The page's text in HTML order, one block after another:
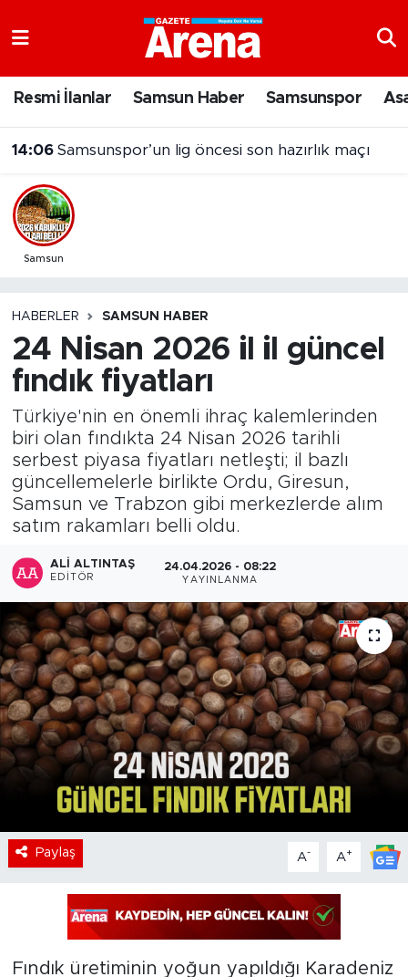
Resmi İlanlar Samsun Haber Samsunspor
14:06 Samsunspor’un lig öncesi son hazırlık maçı
Samsun
HABERLER SAMSUN HABER
24 Nisan 2026 il il güncel
fındık fiyatları
Türkiye'nin en önemli ihraç kalemlerinden
biri olan fındıkta 24 Nisan 2026 tarihli
serbest piyasa fiyatları netleşti; il bazlı
güncellemelerle birlikte Ordu, Giresun,
Samsun ve Trabzon gibi merkezlerde alım
satım rakamları belli oldu.
ALI ALTINTAŞ
EDITÖR
24.04.2026 - 08:22
YAYINLANMA
Paylaş A- A+
Fındık üretiminin yoğun yapıldığı Karadeniz
Samsun Namaz Vakitleri
Trafik Durumu
Süper Lig Puan Durumu ve Fikstür
Son Dakika Haberleri
Haber Arşivi